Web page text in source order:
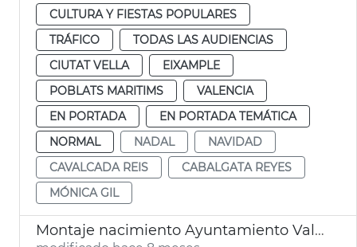
CULTURA Y FIESTAS POPULARES
TRÁFICO
TODAS LAS AUDIENCIAS
CIUTAT VELLA
EIXAMPLE
POBLATS MARITIMS
VALENCIA
EN PORTADA
EN PORTADA TEMÁTICA
NORMAL
NADAL
NAVIDAD
CAVALCADA REIS
CABALGATA REYES
MÓNICA GIL
Montaje nacimiento Ayuntamiento València